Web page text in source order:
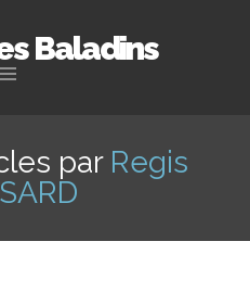
Baladins
contenu
principal
par Regis